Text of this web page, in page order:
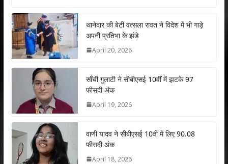
at
s
A
p
p
e
b
o
o
er e
dI
l e
थानेदार की बेटी वत्सला रावत ने विदेश में भी गाड़े
अपनी प्रतिभा के झंडे
April 20, 2026
साँची गुलाटी ने सीबीएसई 10वीं में झटके 97
फीसदी अंक
April 19, 2026
वाणी यादव ने सीबीएसई 10वीं में लिए 90.08
फीसदी अंक
April 18, 2026